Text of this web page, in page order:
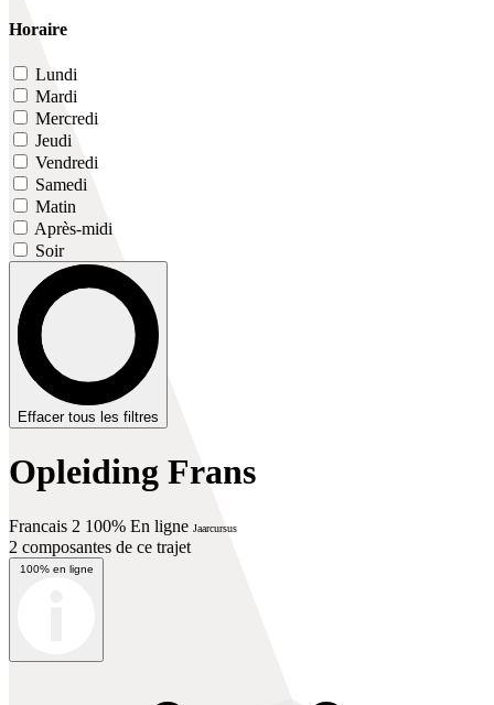
Horaire
Lundi
Mardi
Mercredi
Jeudi
Vendredi
Samedi
Matin
Après-midi
Soir
Effacer tous les filtres
Opleiding Frans
Francais 2 100% En ligne Jaarcursus
2 composantes de ce trajet
100% en ligne